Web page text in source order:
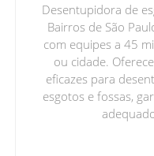
Desentupidora de
Bairros de São
com equipes a 45
ou cidade.
eficazes para
esgotos e fossas,